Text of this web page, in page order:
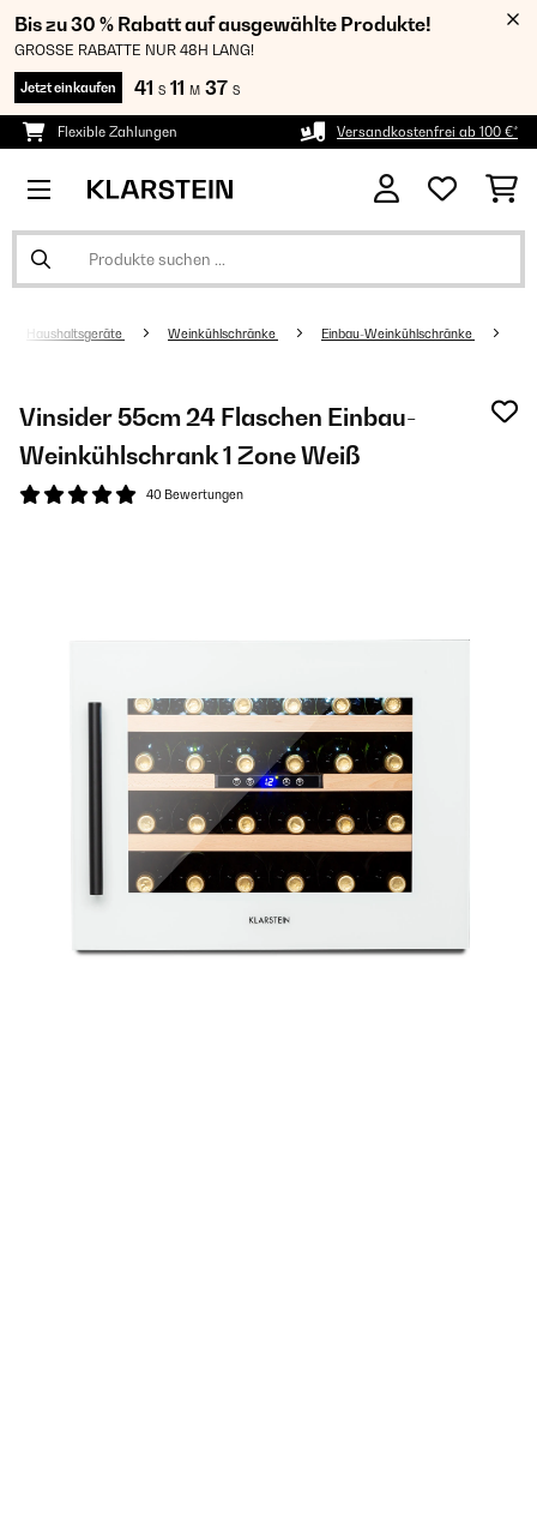
Bis zu 30 % Rabatt auf ausgewählte Produkte!
GROSSE RABATTE NUR 48H LANG!
Jetzt einkaufen 41 S 11 M 36 S
Flexible Zahlungen Versandkostenfrei ab 100 €*
Haushaltsgeräte Weinkühlschränke Einbau-Weinkühlschränke
Vinsider 55cm 24 Flaschen Einbau-
Weinkühlschrank 1 Zone Weiß
40 Bewertungen